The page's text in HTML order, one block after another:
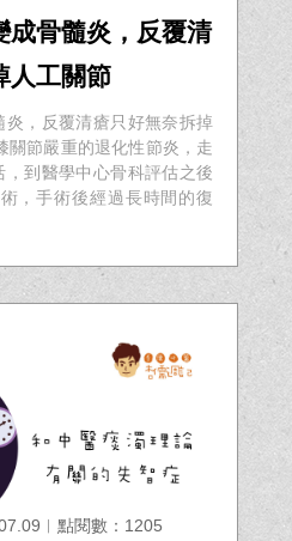
成骨髓炎，反覆清
人工關節
，反覆清瘡只好無奈拆掉
關節嚴重的退化性節炎，走
到醫學中心骨科評估之後
，手術後經過長時間的復
點閱數：1205